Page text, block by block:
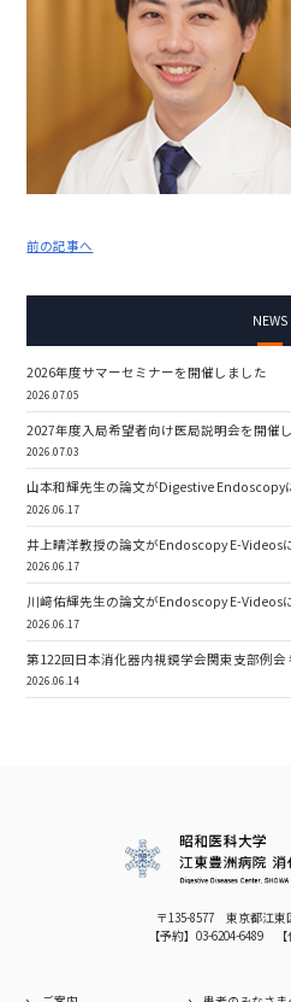
前の記事へ
NEWS
2026年度サマーセミナーを開催しました
2026.07.05
2027年度入局希望者向け医局説明会を開催
2026.07.03
山本和輝先生の論文がDigestive Endoscopy
2026.06.17
井上晴洋教授の論文がEndoscopy E-Videos
2026.06.17
川﨑佑輝先生の論文がEndoscopy E-Videos
2026.06.17
第122回日本消化器内視鏡学会関東支部例会
2026.06.14
〒135-8577 東京都江東
【予約】 03-6204-6489 【